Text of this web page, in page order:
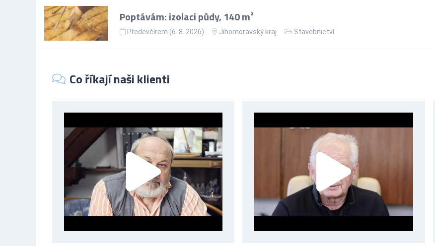
Poptávám: izolaci půdy, 140 m²
Předevčírem (6. 8. 2026) Jihomoravský kraj Stavebnictví
Co říkají naši klienti